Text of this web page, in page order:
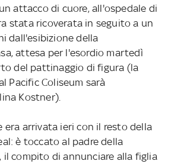
attacco di cuore, all'ospedale di
stata ricoverata in seguito a un
dall'esibizione della
attesa per l'esordio martedì
del pattinaggio di figura (la
Pacific Coliseum sarà
Kostner).
era arrivata ieri con il resto della
è toccato al padre della
il compito di annunciare alla figlia